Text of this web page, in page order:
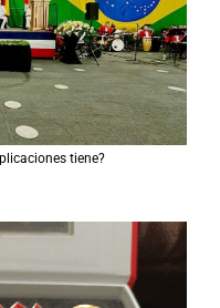
tiene?